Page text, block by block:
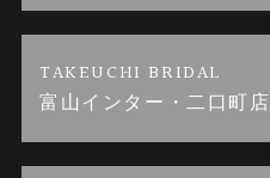
TAKEUCHI BRIDAL
富山インター・二口町店